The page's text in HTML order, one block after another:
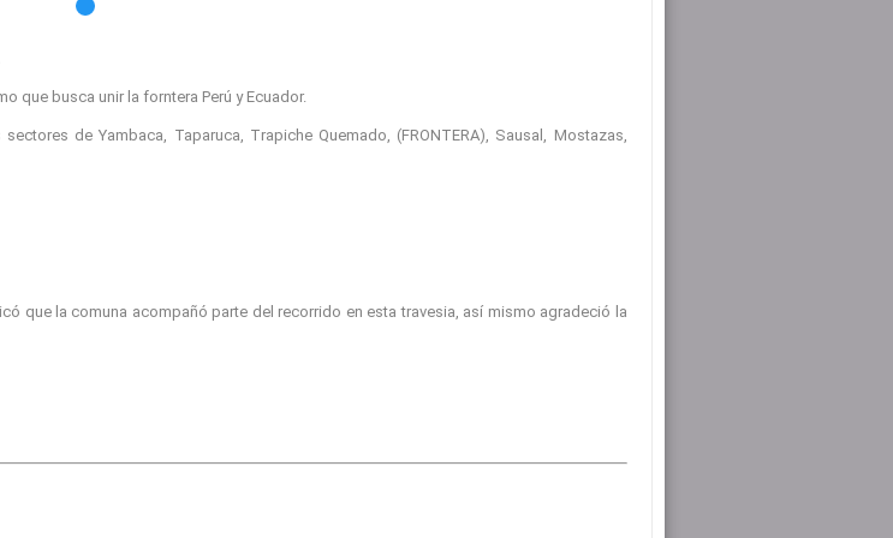
que busca unir la forntera Perú y Ecuador.
de Yambaca, Taparuca, Trapiche Quemado, (FRONTERA), Sausal, Mostazas,
que la comuna acompañó parte del recorrido en esta travesia, así mismo agradeció la